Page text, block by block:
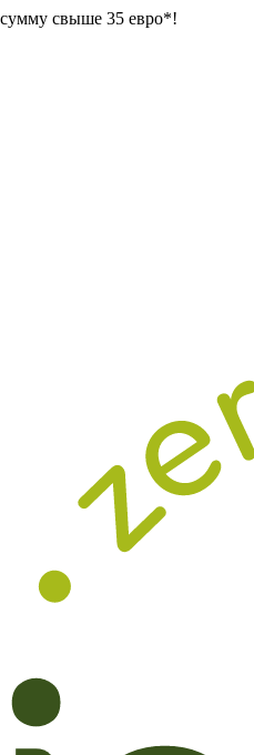
сумму свыше 35 евро*!